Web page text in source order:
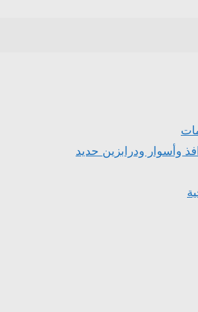
وأسوار ودرابزين حديد